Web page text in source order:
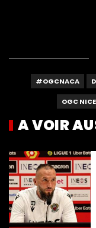
#OGCNACA
OGC
A VOIR
Paroles